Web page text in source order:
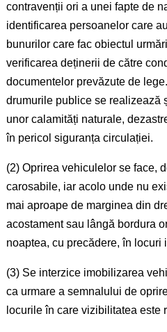
contravenții ori a unei fapte de
identificarea persoanelor care
bunurilor care fac obiectul
verificarea deținerii de către
documentelor prevăzute de
drumurile publice se realizează
unor calamități naturale,
în pericol siguranța circulației.
(2) Oprirea vehiculelor se face,
carosabile, iar acolo unde nu
mai aproape de marginea din
acostament sau lângă bordura
noaptea, cu precădere, în locuri
(3) Se interzice imobilizarea
ca urmare a semnalului de
locurile în care vizibilitatea este